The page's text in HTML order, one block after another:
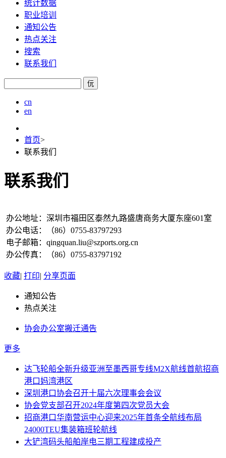
统计数据
职业培训
通知公告
热点关注
搜索
联系我们
㐾
cn
en
首页>
联系我们
联系我们
办公地址：深圳市福田区泰然九路盛唐商务大厦东座601室
办公电话：（86）0755-83797293
电子邮箱：qingquan.liu@szports.org.cn
办公传真：（86）0755-83797192
收藏| 打印| 分享页面
通知公告
热点关注
协会办公室搬迁通告
更多
达飞轮船全新升级亚洲至墨西哥专线M2X航线首航招商
港口妈湾港区
深圳港口协会召开十届六次理事会会议
协会党支部召开2024年度第四次党员大会
招商港口华南营运中心迎来2025年首条全航线布局
24000TEU集装箱班轮航线
大铲湾码头船舶岸电三期工程建成投产